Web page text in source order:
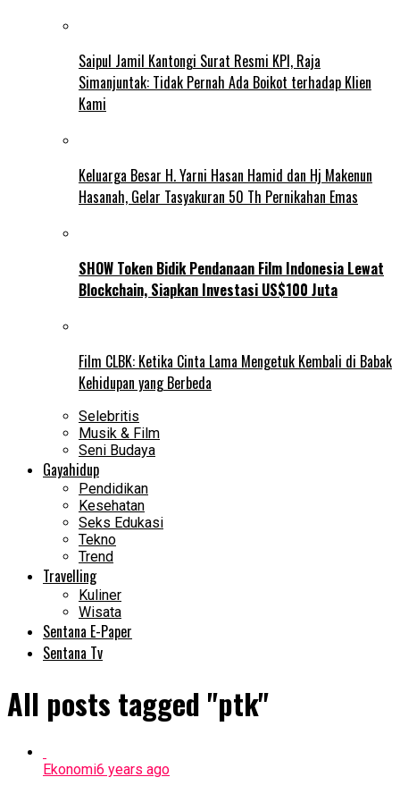
Saipul Jamil Kantongi Surat Resmi KPI, Raja
Simanjuntak: Tidak Pernah Ada Boikot terhadap Klien
Kami
Keluarga Besar H. Yarni Hasan Hamid dan Hj Makenun
Hasanah, Gelar Tasyakuran 50 Th Pernikahan Emas
SHOW Token Bidik Pendanaan Film Indonesia Lewat
Blockchain, Siapkan Investasi US$100 Juta
Film CLBK: Ketika Cinta Lama Mengetuk Kembali di Babak
Kehidupan yang Berbeda
Selebritis
Musik & Film
Seni Budaya
Gayahidup
Pendidikan
Kesehatan
Seks Edukasi
Tekno
Trend
Travelling
Kuliner
Wisata
Sentana E-Paper
Sentana Tv
All posts tagged "ptk"
Ekonomi6 years ago